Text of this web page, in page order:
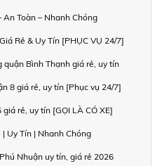
An Toàn – Nhanh Chóng
Rẻ & Uy Tín [PHỤC VỤ 24/7]
quận Bình Thạnh giá rẻ, uy tín
8 giá rẻ, uy tín [Phục vụ 24/7]
rẻ, uy tín [GỌI LÀ CÓ XE]
| Uy Tín | Nhanh Chóng
Nhuận uy tín, giá rẻ 2026